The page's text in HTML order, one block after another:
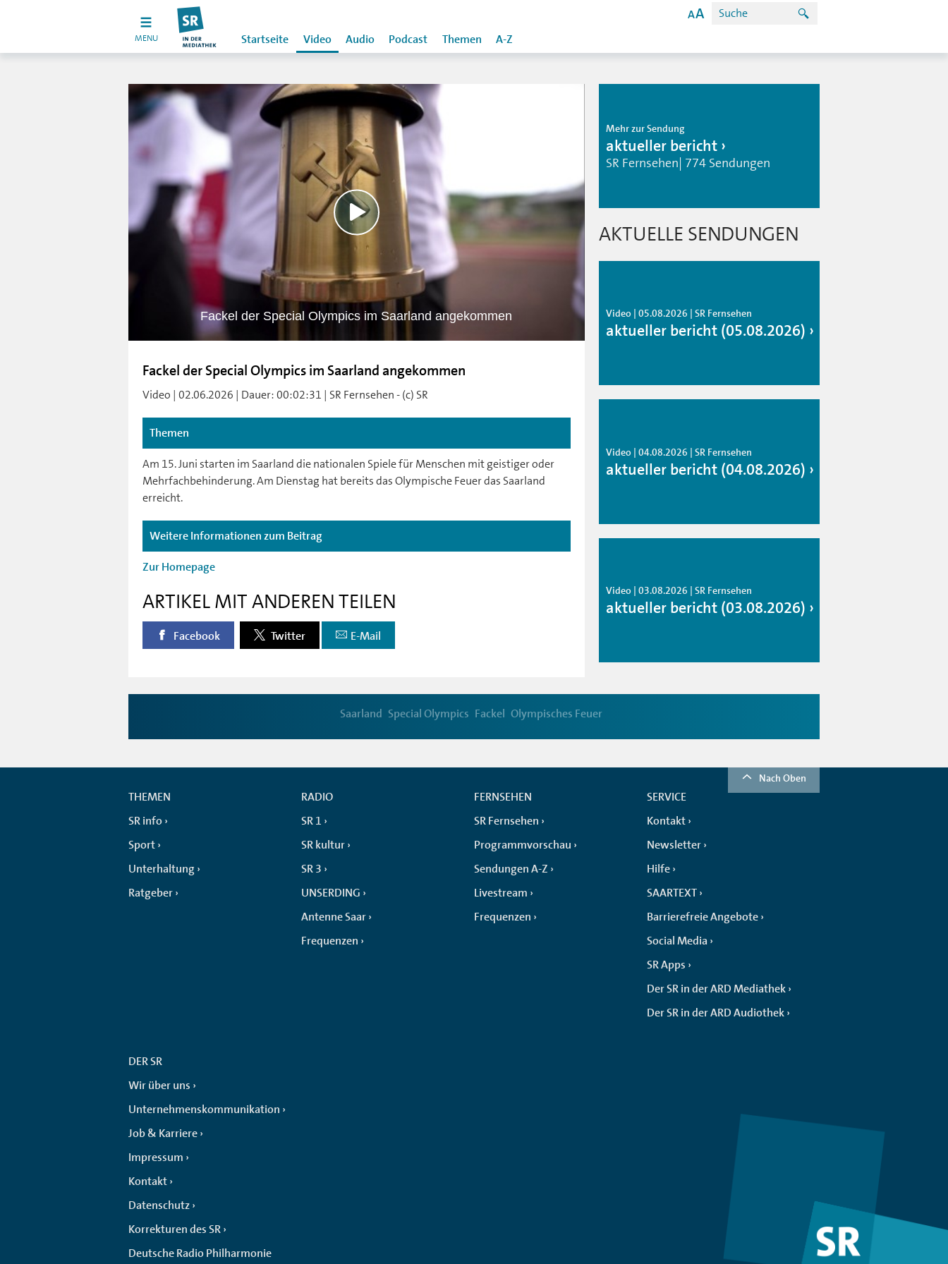
MENU Startseite Video Audio Podcast Themen A-Z
Fackel der Special Olympics im Saarland angekommen
Fackel der Special Olympics im Saarland angekommen
Video | 02.06.2026 | Dauer: 00:02:31 | SR Fernsehen - (c) SR
Themen
Am 15. Juni starten im Saarland die nationalen Spiele für Menschen mit geistiger oder
Mehrfachbehinderung. Am Dienstag hat bereits das Olympische Feuer das Saarland
erreicht.
Weitere Informationen zum Beitrag
Zur Homepage
ARTIKEL MIT ANDEREN TEILEN
Facebook Twitter E-Mail
Mehr zur Sendung
aktueller bericht
SR Fernsehen| 774 Sendungen
AKTUELLE SENDUNGEN
Video | 05.08.2026 | SR Fernsehen
aktueller bericht (05.08.2026)
Video | 04.08.2026 | SR Fernsehen
aktueller bericht (04.08.2026)
Video | 03.08.2026 | SR Fernsehen
aktueller bericht (03.08.2026)
Saarland Special Olympics Fackel Olympisches Feuer
Nach Oben
THEMEN
SR info
Sport
Unterhaltung
Ratgeber
RADIO
SR 1
SR kultur
SR 3
UNSERDING
Antenne Saar
Frequenzen
FERNSEHEN
SR Fernsehen
Programmvorschau
Sendungen A-Z
Livestream
Frequenzen
SERVICE
Kontakt
Newsletter
Hilfe
SAARTEXT
Barrierefreie Angebote
Social Media
SR Apps
Der SR in der ARD Mediathek
Der SR in der ARD Audiothek
DER SR
Wir über uns
Unternehmenskommunikation
Job & Karriere
Impressum
Kontakt
Datenschutz
Korrekturen des SR
Deutsche Radio Philharmonie